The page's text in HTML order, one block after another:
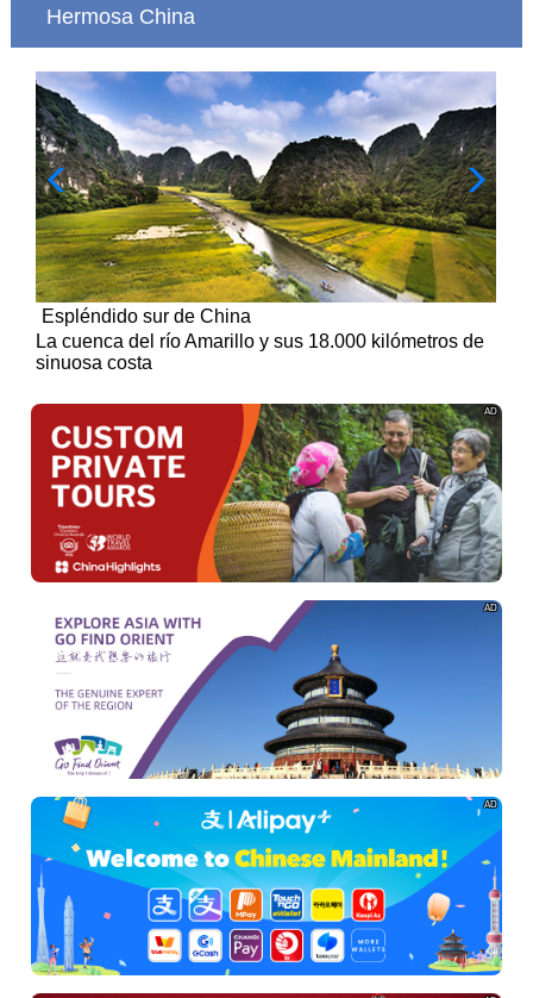
Hermosa China
Espléndido sur de China
La cuenca del río Amarillo y sus 18.000 kilómetros de
sinuosa costa
AD
AD
AD